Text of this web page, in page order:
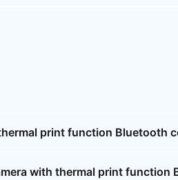
print function Bluetooth
with thermal print